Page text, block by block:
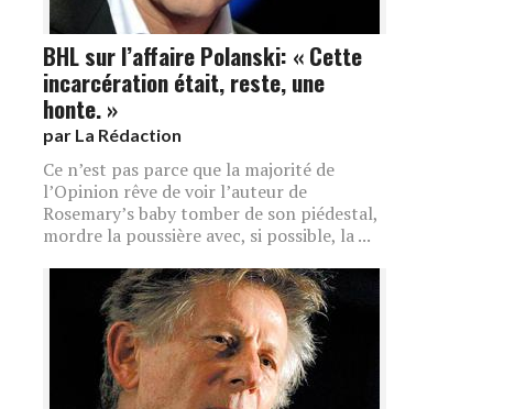
BHL sur l’affaire Polanski: « Cette
incarcération était, reste, une
honte. »
par La Rédaction
Ce n’est pas parce que la majorité de
l’Opinion rêve de voir l’auteur de
Rosemary’s baby tomber de son piédestal,
mordre la poussière avec, si possible, la ...